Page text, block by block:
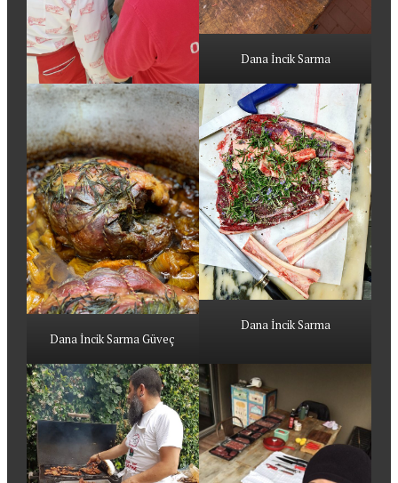
Dana İncik Sarma
Dana İncik Sarma Güveç
Dana İncik Sarma